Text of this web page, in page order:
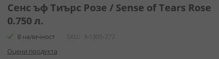
към
на
галерия
снимки
Сенс ъф Тиърс Розе / Sense of Tears Rose
0.750 л.
В наличност SKU
3-1905-777
Оцени продукта